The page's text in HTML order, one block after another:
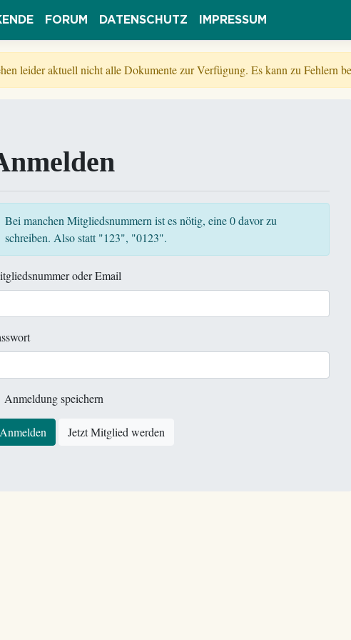
FORUM DATENSCHUTZ IMPRESSUM
leider aktuell nicht alle Dokumente zur Verfügung. Es kann zu Fehlern
Bei manchen Mitgliedsnummern ist es nötig, eine 0 davor zu
schreiben. Also statt "123", "0123".
oder Email
Anmeldung speichern
Anmelden Jetzt Mitglied werden